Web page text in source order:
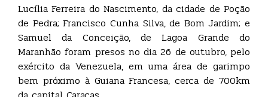
Lucília Ferreira do Nascimento, da cidade de Poção
de Pedra; Francisco Cunha Silva, de Bom Jardim; e
Samuel da Conceição, de Lagoa Grande do
Maranhão foram presos no dia 26 de outubro, pelo
exército da Venezuela, em uma área de garimpo
bem próximo à Guiana Francesa, cerca de 700km